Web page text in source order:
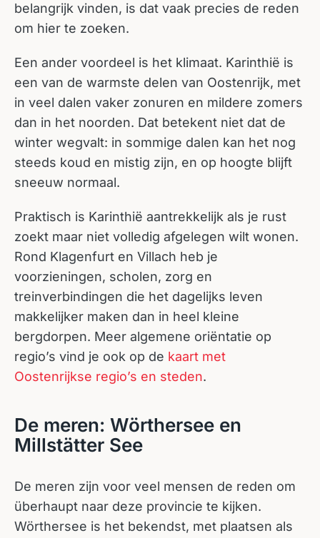
belangrijk vinden, is dat vaak precies de reden
om hier te zoeken.
Een ander voordeel is het klimaat. Karinthië is
een van de warmste delen van Oostenrijk, met
in veel dalen vaker zonuren en mildere zomers
dan in het noorden. Dat betekent niet dat de
winter wegvalt: in sommige dalen kan het nog
steeds koud en mistig zijn, en op hoogte blijft
sneeuw normaal.
Praktisch is Karinthië aantrekkelijk als je rust
zoekt maar niet volledig afgelegen wilt wonen.
Rond Klagenfurt en Villach heb je
voorzieningen, scholen, zorg en
treinverbindingen die het dagelijks leven
makkelijker maken dan in heel kleine
bergdorpen. Meer algemene oriëntatie op
regio’s vind je ook op de kaart met
Oostenrijkse regio’s en steden.
De meren: Wörthersee en
Millstätter See
De meren zijn voor veel mensen de reden om
überhaupt naar deze provincie te kijken.
Wörthersee is het bekendst, met plaatsen als